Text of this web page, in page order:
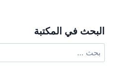
البحث في المكتبة
عن: